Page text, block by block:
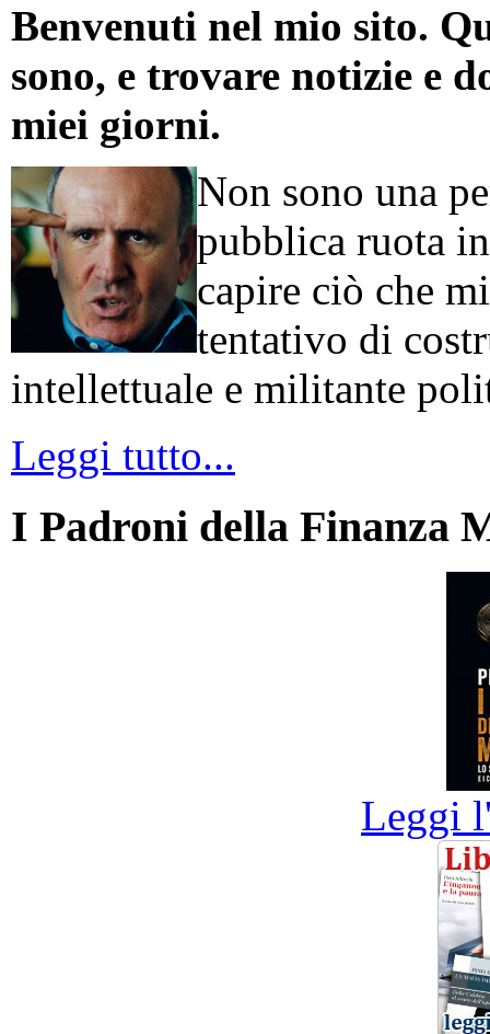
Benvenuti nel mio sito.
sono, e trovare notizie e
miei giorni.
Non sono una
pubblica ruota
capire ciò che
tentativo di
intellettuale e militante
Leggi tutto...
I Padroni della Finanza
Leggi